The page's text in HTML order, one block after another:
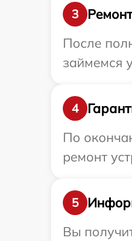
3
После
займемся
4
По
ремонт
5
Вы